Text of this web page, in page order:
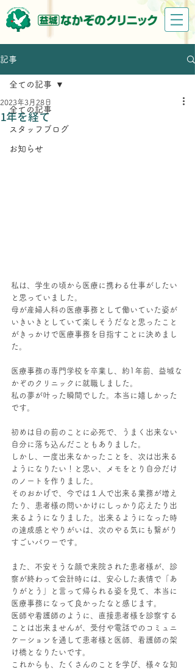
記事
全ての記事
スタッフブログ
お知らせ
全ての記事
1年を経て
2023年3月28日
私は、学生の頃から医療に携わる仕事がしたい
と思っていました。
母が産婦人科の医療事務として働いていた姿が
いきいきとしていて楽しそうだなと思ったこと
がきっかけで医療事務を目指すことに決めまし
た。
医療事務の専門学校を卒業し、約1年前、益城な
かぞのクリニックに就職しました。
私の夢が叶った瞬間でした。本当に嬉しかった
です。
初めは目の前のことに必死で、うまく出来ない
自分に落ち込んだこともありました。
しかし、一度出来なかったことを、次は出来る
ようになりたい！と思い、メモをとり自分だけ
のノートを作りました。
そのおかげで、今では１人で出来る業務が増え
たり、患者様の問いかけにしっかり応えたり出
来るようになりました。出来るようになった時
の達成感とやりがいは、次のやる気にも繋がり
すごいパワーです。
また、不安そうな顔で来院された患者様が、診
察が終わって会計時には、安心した表情で「あ
りがとう」と言って帰られる姿を見て、本当に
医療事務になって良かったなと感じます。
医師や看護師のように、直接患者様を診察する
ことは出来ませんが、受付や電話でのコミュニ
ケーションを通して患者様と医師、看護師の架
け橋となりたいです。
これからも、たくさんのことを学び、様々な知